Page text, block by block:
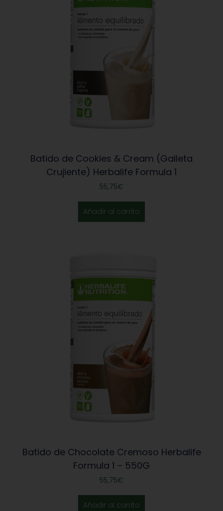
Batido de Cookies & Cream (Galleta
Crujiente) Herbalife Formula 1
55,75€
Añadir al carrito
Batido de Chocolate Cremoso Herbalife
Formula 1 – 550G
55,75€
Añadir al carrito